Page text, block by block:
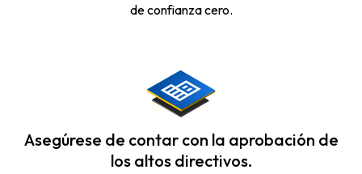
de confianza cero.
Asegúrese de contar con la aprobación de
los altos directivos.